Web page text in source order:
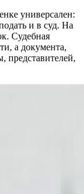
универсален:
и в суд. На
Судебная
а документа,
представителей,